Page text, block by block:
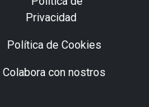
Privacidad
Política de Cookies
Colabora con nostros